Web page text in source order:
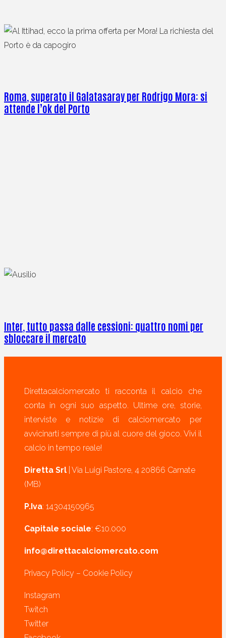
Roma, superato il Galatasaray per Rodrigo Mora: si
attende l’ok del Porto
Inter, tutto passa dalle cessioni: quattro nomi per
sbloccare il mercato
Direttacalciomercato ti racconta il calcio che
conta in ogni suo aspetto. Ultime ore, storie,
interviste e notizie di calciomercato per
avvicinarti sempre di più al cuore del gioco. Vivi il
calcio in tempo reale!
Diretta Srl | Via Luigi Pastore, 4 20866 Carnate
(MB)
P.Iva: 14304150965
Capitale sociale: €10.000
info@direttacalciomercato.com
Privacy Policy – Cookie Policy
Instagram
Twitch
Twitter